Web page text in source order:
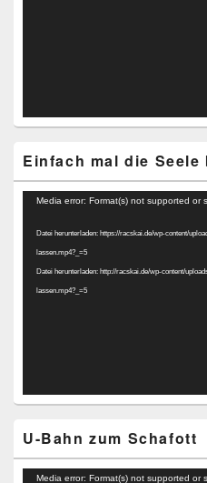
Einfach mal die Seele
Video-
Media error: Format(s) not supported or
Datei herunterladen: https://racskai.de/wp-content/
lassen.mp4?_=5
Datei herunterladen: http://racskai.de/wp-content/
lassen.mp4?_=5
U-Bahn zum Schafott
Video-
Media error: Format(s) not supported or